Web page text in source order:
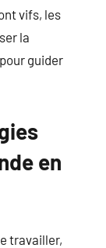
vifs, les
la
guider
en
travailler,